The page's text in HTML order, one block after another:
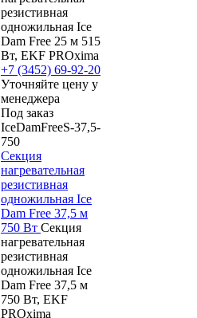
резистивная
одножильная Ice
Dam Free 25 м 515
Вт, EKF PROxima
+7 (3452) 69-92-20
Уточняйте цену у
менеджера
Под заказ
IceDamFreeS-37,5-
750
Секция
нагревательная
резистивная
одножильная Ice
Dam Free 37,5 м
750 Вт Секция
нагревательная
резистивная
одножильная Ice
Dam Free 37,5 м
750 Вт, EKF
PROxima